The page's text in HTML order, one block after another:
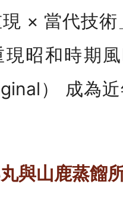
現 × 當代技
現昭和時期
） 成為
與山鹿蒸餾